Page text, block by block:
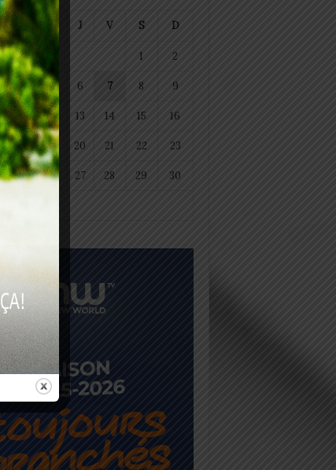
M M J V S D
1 2
4 5 6 7 8 9
11 12 13 14 15 16
18 19 20 21 22 23
25 26 27 28 29 30